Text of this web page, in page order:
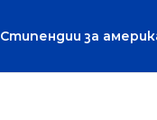
Стипендии за